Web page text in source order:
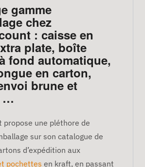
gamme
chez
: caisse en
plate, boîte
fond automatique,
en carton,
brune et
…
propose une pléthore de
sur son catalogue de
d’expédition aux
pochettes en kraft, en passant